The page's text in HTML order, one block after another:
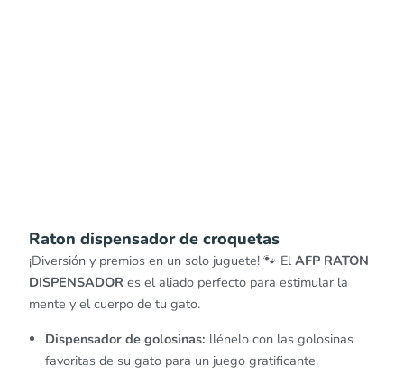
Raton dispensador de croquetas
¡Diversión y premios en un solo juguete! 🐾 ElAFP RATON
DISPENSADOR es el aliado perfecto para estimular la
mente y el cuerpo de tu gato.
Dispensador de golosinas: llénelo con las golosinas
favoritas de su gato para un juego gratificante.